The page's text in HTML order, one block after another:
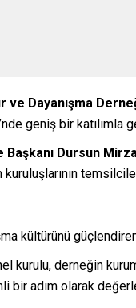
ve Dayanışma
’nde geniş bir katılımla
Başkanı Dursun
kültürünü
kurulu, derneğin
bir adım olarak